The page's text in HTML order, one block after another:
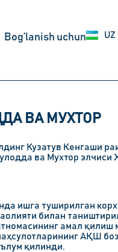
Bog’lanish uchun UZ
RU
ВА МУХТОР
Кузатув Кенгаши
ва Мухтор элчиси
ишга туширилган
билан
амал қилиш
АҚШ
қилинди.